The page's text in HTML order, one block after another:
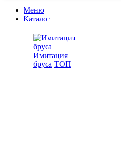
Меню
Каталог
Имитация
бруса ТОП